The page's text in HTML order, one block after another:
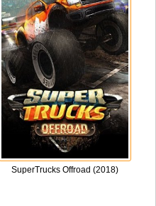
SuperTrucks Offroad (2018)